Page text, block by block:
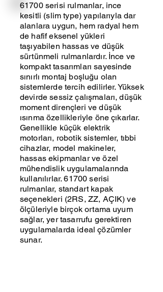
61700 serisi rulmanlar, ince
kesitli (slim type) yapılarıyla dar
alanlara uygun, hem radyal hem
de hafif eksenel yükleri
taşıyabilen hassas ve düşük
sürtünmeli rulmanlardır. İnce ve
kompakt tasarımları sayesinde
sınırlı montaj boşluğu olan
sistemlerde tercih edilirler. Yüksek
devirde sessiz çalışmaları, düşük
moment dirençleri ve düşük
ısınma özellikleriyle öne çıkarlar.
Genellikle küçük elektrik
motorları, robotik sistemler, tıbbi
cihazlar, model makineler,
hassas ekipmanlar ve özel
mühendislik uygulamalarında
kullanılırlar. 61700 serisi
rulmanlar, standart kapak
seçenekleri (2RS, ZZ, AÇIK) ve
ölçüleriyle birçok ortama uyum
sağlar, yer tasarrufu gerektiren
uygulamalarda ideal çözümler
sunar.